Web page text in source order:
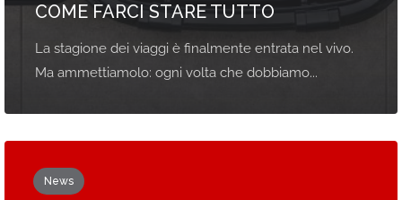
COME FARCI STARE TUTTO
La stagione dei viaggi è finalmente entrata nel vivo.
Ma ammettiamolo: ogni volta che dobbiamo...
News